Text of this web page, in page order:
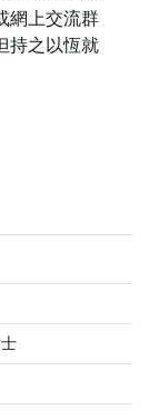
網上交流群
持之以恆就